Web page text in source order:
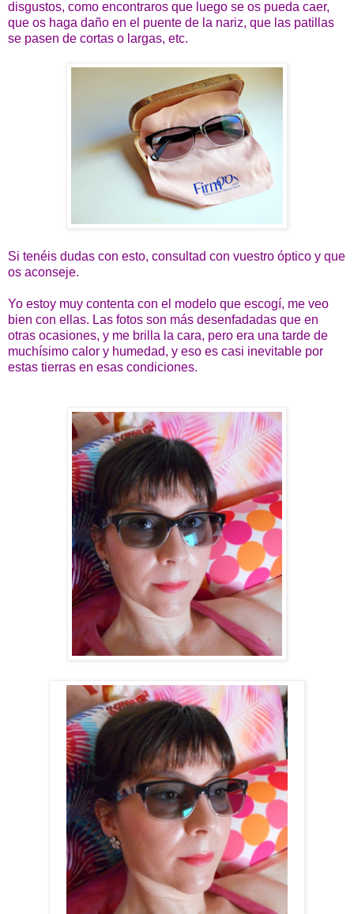
disgustos, como encontraros que luego se os pueda caer,
que os haga daño en el puente de la nariz, que las patillas
se pasen de cortas o largas, etc.
Si tenéis dudas con esto, consultad con vuestro óptico y que
os aconseje.
Yo estoy muy contenta con el modelo que escogí, me veo
bien con ellas. Las fotos son más desenfadadas que en
otras ocasiones, y me brilla la cara, pero era una tarde de
muchísimo calor y humedad, y eso es casi inevitable por
estas tierras en esas condiciones.